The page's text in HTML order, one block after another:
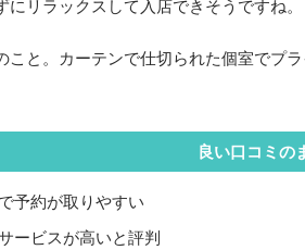
にリラックスして入店できそうですね。
こと。カーテンで仕切られた個室でプ
良い口コミの
予約が取りやすい
ービスが高いと評判